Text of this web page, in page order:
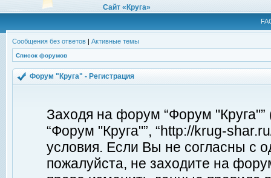
Сайт «Круга»
Сообщения без ответов | Активные темы
Список форумов
Форум "Круга" - Регистрация
Заходя на форум “Форум
“Форум "Круга"”, “http://krug-
условия. Если Вы не согласны с
пожалуйста, не заходите на